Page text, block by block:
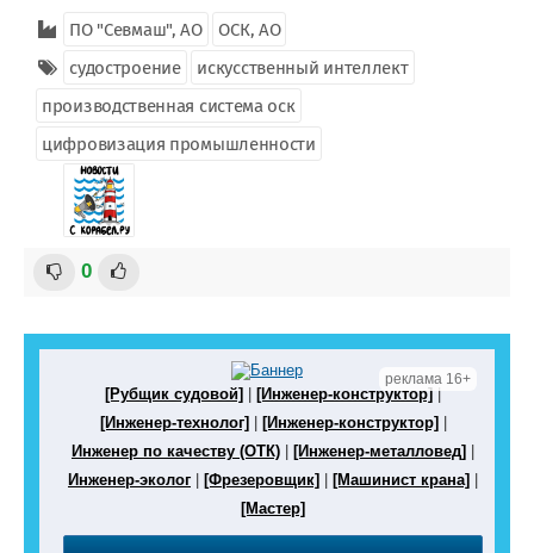
ПО "Севмаш", АО
ОСК, АО
судостроение
искусственный интеллект
производственная система оск
цифровизация промышленности
0
реклама 16+
[Рубщик судовой] [Инженер-конструктор] |
[Инженер-технолог]
[Инженер-конструктор]
Инженер по качеству (ОТК)
[Инженер-металловед]
Инженер-эколог
[Фрезеровщик] [Машинист крана]
[Мастер]